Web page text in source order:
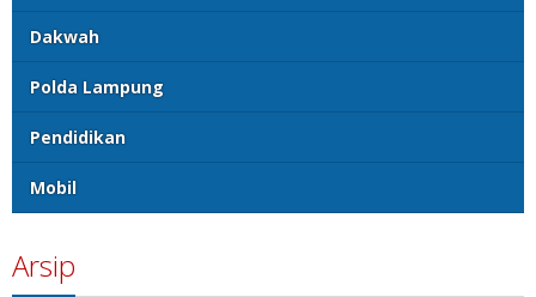
Dakwah
Polda Lampung
Pendidikan
Mobil
Arsip